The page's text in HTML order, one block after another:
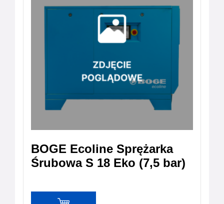
BOGE Ecoline Sprężarka
Śrubowa S 18 Eko (7,5 bar)